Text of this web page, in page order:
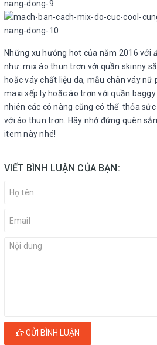
Những xu hướng hot của năm 2016 với
như: mix áo thun trơn với quần skinny
hoặc váy chất liệu da, mẫu chân váy
maxi xếp ly hoặc áo trơn với quần
nhiên các cô nàng cũng có thể thỏa
với áo thun trơn. Hãy nhớ đứng quên
item này nhé!
VIẾT BÌNH LUẬN CỦA BẠN:
GỬI BÌNH LUẬN